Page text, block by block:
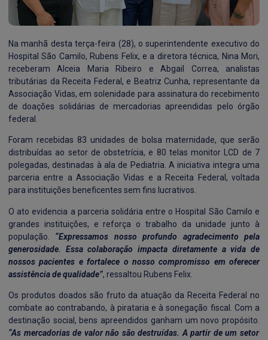
Na manhã desta terça-feira (28), o superintendente executivo do
Hospital São Camilo, Rubens Felix, e a diretora técnica, Nina Mori,
receberam Alceia Maria Ribeiro e Abgail Correa, analistas
tributárias da Receita Federal, e Beatriz Cunha, representante da
Associação Vidas, em solenidade para assinatura do recebimento
de doações solidárias de mercadorias apreendidas pelo órgão
federal.
Foram recebidas 83 unidades de bolsa maternidade, que serão
distribuídas ao setor de obstetrícia, e 80 telas monitor LCD de 7
polegadas, destinadas à ala de Pediatria. A iniciativa integra uma
parceria entre a Associação Vidas e a Receita Federal, voltada
para instituições beneficentes sem fins lucrativos.
O ato evidencia a parceria solidária entre o Hospital São Camilo e
grandes instituições, e reforça o trabalho da unidade junto à
população. “Expressamos nosso profundo agradecimento pela
generosidade. Essa colaboração impacta diretamente a vida de
nossos pacientes e fortalece o nosso compromisso em oferecer
assistência de qualidade”, ressaltou Rubens Felix.
Os produtos doados são fruto da atuação da Receita Federal no
combate ao contrabando, à pirataria e à sonegação fiscal. Com a
destinação social, bens apreendidos ganham um novo propósito.
“As mercadorias de valor não são destruídas. A partir de um setor